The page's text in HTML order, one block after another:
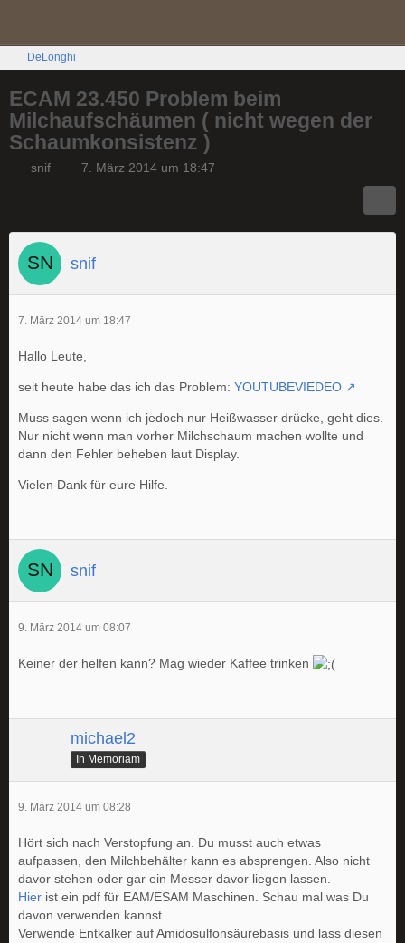
DeLonghi
ECAM 23.450 Problem beim
Milchaufschäumen ( nicht wegen der
Schaumkonsistenz )
snif 7. März 2014 um 18:47
snif
7. März 2014 um 18:47
Hallo Leute,
seit heute habe das ich das Problem: YOUTUBEVIEDEO
Muss sagen wenn ich jedoch nur Heißwasser drücke, geht dies.
Nur nicht wenn man vorher Milchschaum machen wollte und
dann den Fehler beheben laut Display.
Vielen Dank für eure Hilfe.
snif
9. März 2014 um 08:07
Keiner der helfen kann? Mag wieder Kaffee trinken
michael2
In Memoriam
9. März 2014 um 08:28
Hört sich nach Verstopfung an. Du musst auch etwas
aufpassen, den Milchbehälter kann es absprengen. Also nicht
davor stehen oder gar ein Messer davor liegen lassen.
Hier ist ein pdf für EAM/ESAM Maschinen. Schau mal was Du
davon verwenden kannst.
Verwende Entkalker auf Amidosulfonsäurebasis und lass diesen